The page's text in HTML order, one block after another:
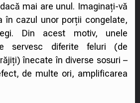
mai are unul. Imaginați-vă
în cazul unor porții congelate,
Din acest motiv, unele
servesc diferite feluri (de
înecate în diverse sosuri –
de multe ori, amplificarea